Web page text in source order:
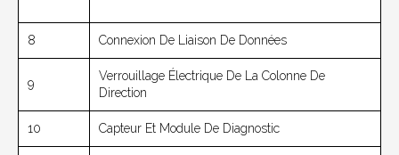
8 Connexion De Liaison De Données
9
Verrouillage Électrique De La Colonne De
Direction
10 Capteur Et Module De Diagnostic